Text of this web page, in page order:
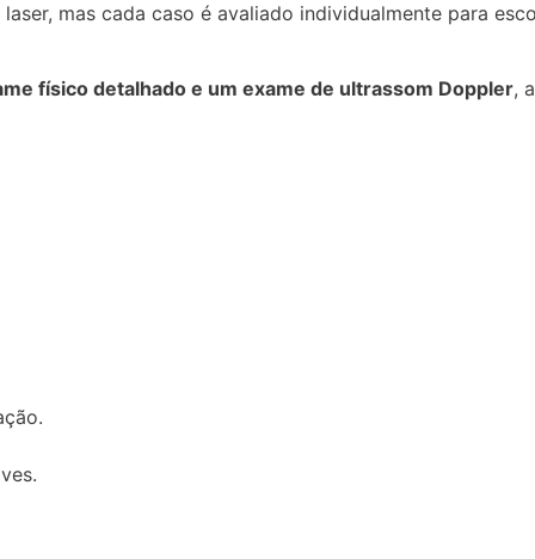
mas cada caso é avaliado individualmente para
físico detalhado e um exame de ultrassom Doppler,